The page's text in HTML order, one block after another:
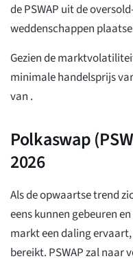
de PSWAP uit de
weddenschappen
Gezien de
minimale handelsprijs
van .
Polkaswap
2026
Als de opwaartse trend
eens kunnen gebeuren
markt een daling
bereikt. PSWAP zal